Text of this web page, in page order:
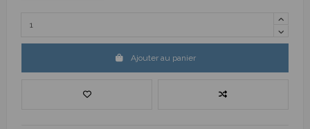
Ajouter au panier